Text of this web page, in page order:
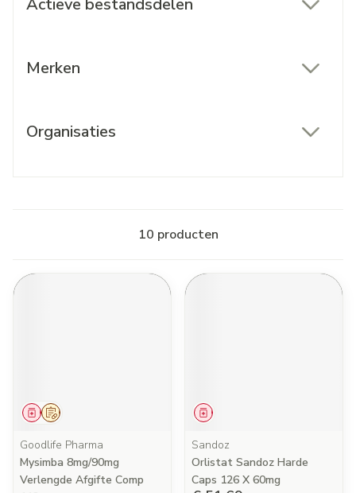
Actieve bestandsdelen
Merken
Organisaties
10 producten
Op voorschrift
Geneesmiddel
Goodlife Pharma
Mysimba 8mg/90mg
Verlengde Afgifte Comp
Geneesmiddel
Sandoz
Orlistat Sandoz Harde
Caps 126 X 60mg